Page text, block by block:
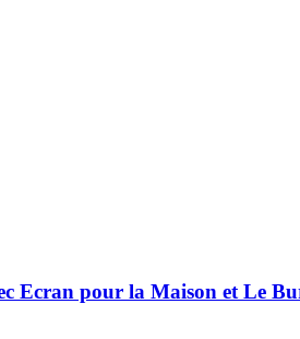
pour la Maison et Le